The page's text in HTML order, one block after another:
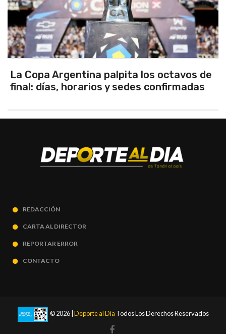
los octavos de
confirmadas
Los seleccionados Sub
Tandil ganaron en el
REDACCIÓN
CARTA AL DIRECTOR
REPORTAR ERROR
CONTACTO
© 2026 | Deporte al Día Todos Los Derechos Reservados